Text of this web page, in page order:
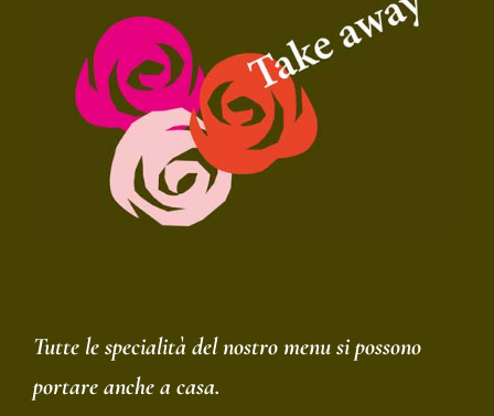
Tutte le specialità del nostro menu si possono
portare anche a casa.